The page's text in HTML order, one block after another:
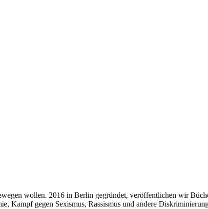
wollen. 2016 in Berlin gegründet, veröffentlichen wir
Kampf gegen Sexismus, Rassismus und andere